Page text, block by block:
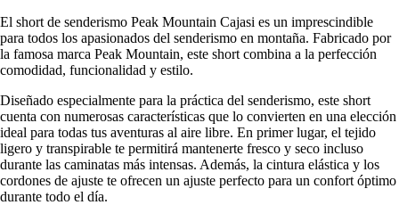
El short de senderismo Peak Mountain Cajasi es un imprescindible
para todos los apasionados del senderismo en montaña. Fabricado por
la famosa marca Peak Mountain, este short combina a la perfección
comodidad, funcionalidad y estilo.
Diseñado especialmente para la práctica del senderismo, este short
cuenta con numerosas características que lo convierten en una elección
ideal para todas tus aventuras al aire libre. En primer lugar, el tejido
ligero y transpirable te permitirá mantenerte fresco y seco incluso
durante las caminatas más intensas. Además, la cintura elástica y los
cordones de ajuste te ofrecen un ajuste perfecto para un confort óptimo
durante todo el día.